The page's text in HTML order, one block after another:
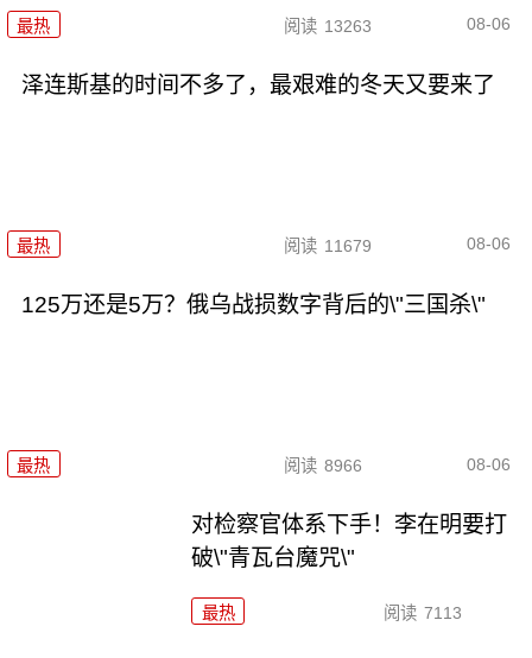
最热 阅读 13263 08-06
泽连斯基的时间不多了，最艰难的冬天又要来了
最热 阅读 11679 08-06
125万还是5万？俄乌战损数字背后的\"三国杀\"
最热 阅读 8966 08-06
对检察官体系下手！李在明要打
破\"青瓦台魔咒\"
最热 阅读 7113